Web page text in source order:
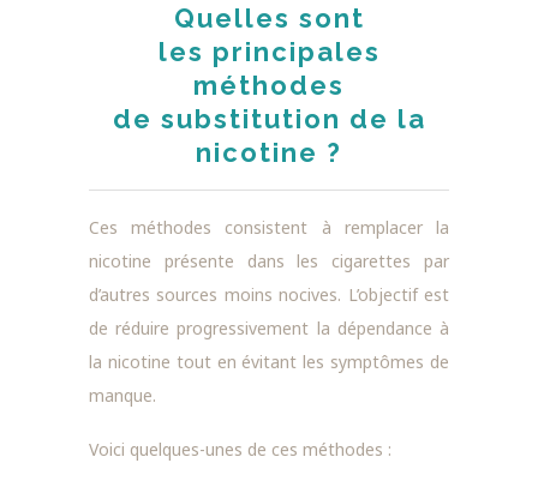
Quelles sont
les principales
méthodes
de substitution de la
nicotine ?
Ces méthodes consistent à remplacer la
nicotine présente dans les cigarettes par
d’autres sources moins nocives. L’objectif est
de réduire progressivement la dépendance à
la nicotine tout en évitant les symptômes de
manque.
Voici quelques-unes de ces méthodes :